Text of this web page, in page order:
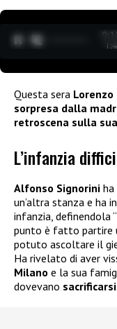
Questa sera
sorpresa dalla
retroscena sulla
L’infanzia
Alfonso Signorini
un’altra stanza e ha
infanzia, definendola “
punto è fatto partire
potuto ascoltare il
Ha rivelato di aver
Milano e la sua
dovevano